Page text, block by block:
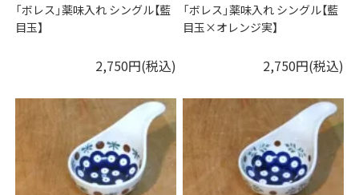
「ボレス」薬味入れ シングル【藍
目玉】
2,750円(税込)
「ボレス」薬味入れ シングル【藍
目玉×オレンジ実】
2,750円(税込)